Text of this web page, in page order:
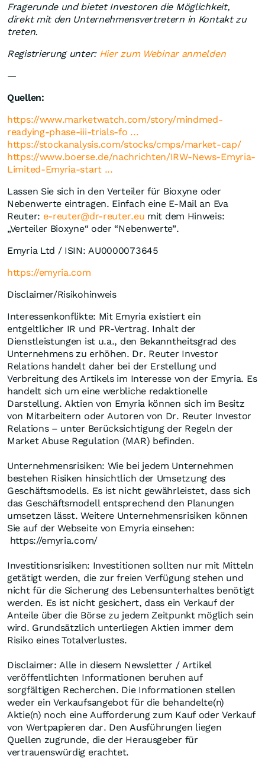
Fragerunde und bietet Investoren die Möglichkeit,
direkt mit den Unternehmensvertretern in Kontakt zu
treten.
Registrierung unter: Hier zum Webinar anmelden
—
Quellen:
https://www.marketwatch.com/story/mindmed-
readying-phase-iii-trials-fo ...
https://stockanalysis.com/stocks/cmps/market-cap/
https://www.boerse.de/nachrichten/IRW-News-Emyria-
Limited-Emyria-start ...
Lassen Sie sich in den Verteiler für Bioxyne oder
Nebenwerte eintragen. Einfach eine E-Mail an Eva
Reuter: e-reuter@dr-reuter.eu mit dem Hinweis:
„Verteiler Bioxyne“ oder “Nebenwerte”.
Emyria Ltd / ISIN: AU0000073645
https://emyria.com
Disclaimer/Risikohinweis
Interessenkonflikte: Mit Emyria existiert ein
entgeltlicher IR und PR-Vertrag. Inhalt der
Dienstleistungen ist u.a., den Bekanntheitsgrad des
Unternehmens zu erhöhen. Dr. Reuter Investor
Relations handelt daher bei der Erstellung und
Verbreitung des Artikels im Interesse von der Emyria. Es
handelt sich um eine werbliche redaktionelle
Darstellung. Aktien von Emyria können sich im Besitz
von Mitarbeitern oder Autoren von Dr. Reuter Investor
Relations – unter Berücksichtigung der Regeln der
Market Abuse Regulation (MAR) befinden.
Unternehmensrisiken: Wie bei jedem Unternehmen
bestehen Risiken hinsichtlich der Umsetzung des
Geschäftsmodells. Es ist nicht gewährleistet, dass sich
das Geschäftsmodell entsprechend den Planungen
umsetzen lässt. Weitere Unternehmensrisiken können
Sie auf der Webseite von Emyria einsehen:
https://emyria.com/
Investitionsrisiken: Investitionen sollten nur mit Mitteln
getätigt werden, die zur freien Verfügung stehen und
nicht für die Sicherung des Lebensunterhaltes benötigt
werden. Es ist nicht gesichert, dass ein Verkauf der
Anteile über die Börse zu jedem Zeitpunkt möglich sein
wird. Grundsätzlich unterliegen Aktien immer dem
Risiko eines Totalverlustes.
Disclaimer: Alle in diesem Newsletter / Artikel
veröffentlichten Informationen beruhen auf
sorgfältigen Recherchen. Die Informationen stellen
weder ein Verkaufsangebot für die behandelte(n)
Aktie(n) noch eine Aufforderung zum Kauf oder Verkauf
von Wertpapieren dar. Den Ausführungen liegen
Quellen zugrunde, die der Herausgeber für
vertrauenswürdig erachtet.